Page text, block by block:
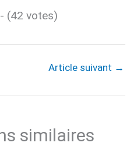
(42 votes)
Article suivant →
similaires